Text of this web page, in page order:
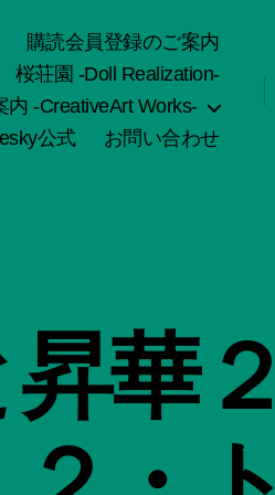
購読会員登録のご案内
桜荘園 -Doll Realization-
内 -CreativeArt Works-
公式
お問い合わせ
華２